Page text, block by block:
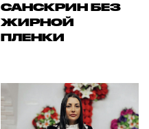
САНСКРИН БЕЗ
ЖИРНОЙ
ПЛЕНКИ